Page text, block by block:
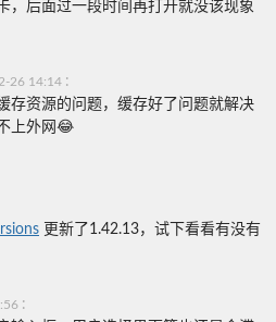
，后面过一段时间再打开就没该现象
26 14:14 :
存资源的问题，缓存好了问题就解决
上外网😂
更新了1.42.13，试下看看有没有
: